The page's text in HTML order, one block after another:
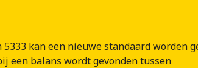
kan een nieuwe standaard worden
een balans wordt gevonden tussen